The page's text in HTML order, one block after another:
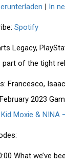
| In
Spotify
Legacy,
part of the tight
Francesco,
2023
Kid Moxie & NINA
What we’ve